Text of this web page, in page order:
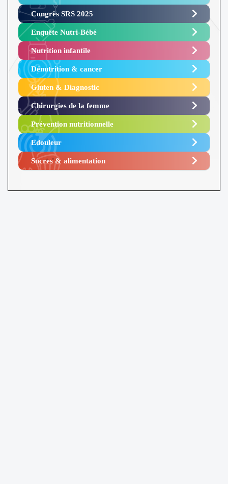
Congrès SRS 2025 ​
Enquête Nutri-Bébé ​
Nutrition infantile
Dénutrition & cancer
Gluten & Diagnostic
Chirurgies de la femme
Prévention nutritionnelle
Edouleur​
Sucres & alimentation​